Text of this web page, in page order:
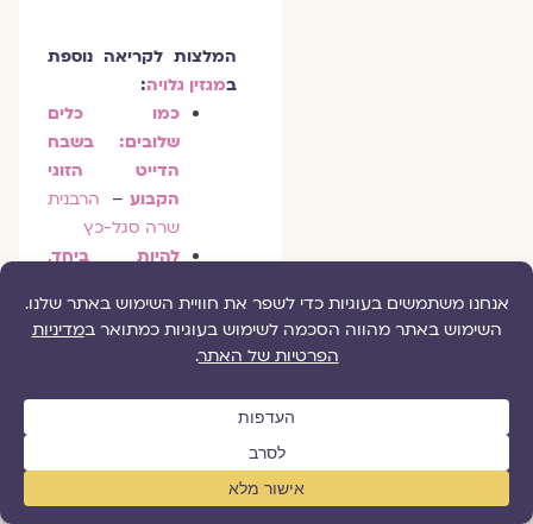
המלצות לקריאה נוספת
במגזין גלויה:
כמו כלים
שלובים: בשבח
הדייט הזוגי
הקבוע – הרבנית
שרה סגל-כץ
להיות ביחד,
שהיה ועשיה
במרחב הזוגי–
סגל-כץ
פיוטרקובסקי